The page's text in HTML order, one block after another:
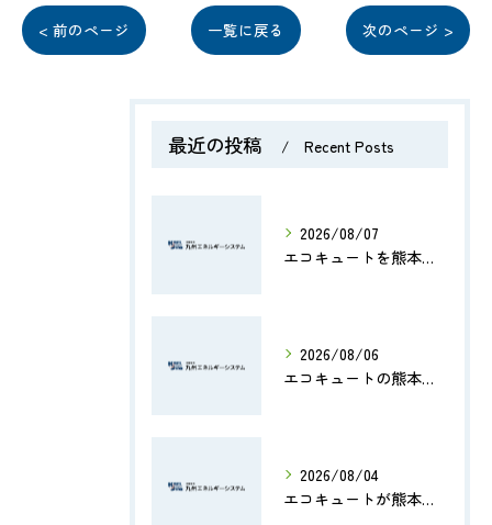
< 前のページ 一覧に戻る 次のページ >
最近の投稿 Recent Posts
2026/08/07
エコキュートを熊本県のマンションで導入する際の費用・補助金・設置ポイントを徹底解説
2026/08/06
エコキュートの熊本県修理費用や評判から業者選びと交換判断まで徹底解説
2026/08/04
エコキュートが熊本県で地震後に安全に使えるか確認する手順と補助金情報まとめ